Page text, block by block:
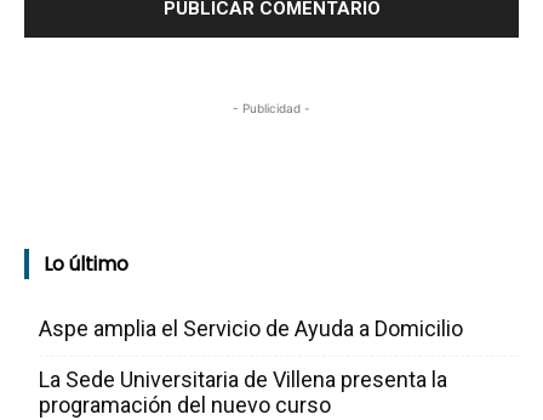
- Publicidad -
Lo último
Aspe amplia el Servicio de Ayuda a Domicilio
La Sede Universitaria de Villena presenta la
programación del nuevo curso